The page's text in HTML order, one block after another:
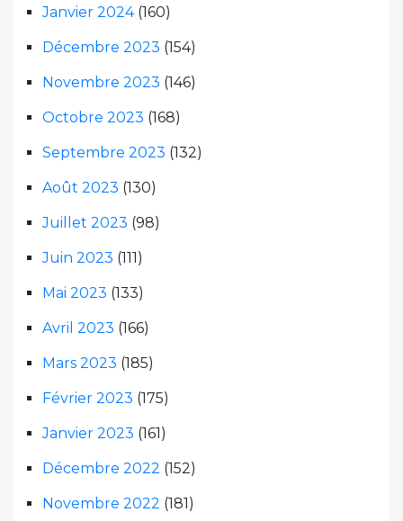
Janvier 2024(160)
Décembre 2023 (154)
Novembre 2023 (146)
Octobre 2023 (168)
Septembre 2023 (132)
Août 2023 (130)
Juillet 2023 (98)
Juin 2023 (111)
Mai 2023 (133)
Avril 2023 (166)
Mars 2023 (185)
Février 2023 (175)
Janvier 2023 (161)
Décembre 2022 (152)
Novembre 2022 (181)